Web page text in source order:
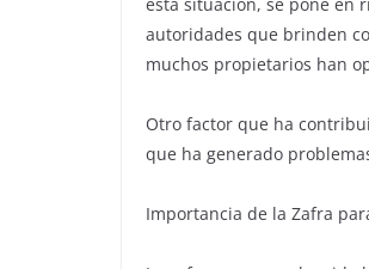
autoridades que brinden
muchos propietarios han
Otro factor que ha
que ha generado
Importancia de la Zafra